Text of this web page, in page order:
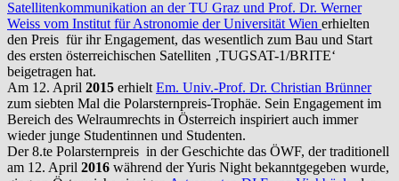
Satellitenkommunikation an der TU Graz und Prof. Dr. Werner
Weiss vom Institut für Astronomie der Universität Wien erhielten
den Preis für ihr Engagement, das wesentlich zum Bau und Start
des ersten österreichischen Satelliten ‚TUGSAT-1/BRITE‘
beigetragen hat.
Am 12. April 2015 erhielt Em. Univ.-Prof. Dr. Christian Brünner
zum siebten Mal die Polarsternpreis-Trophäe. Sein Engagement im
Bereich des Welraumrechts in Österreich inspiriert auch immer
wieder junge Studentinnen und Studenten.
Der 8.te Polarsternpreis in der Geschichte das ÖWF, der traditionell
am 12. April 2016 während der Yuris Night bekanntgegeben wurde,